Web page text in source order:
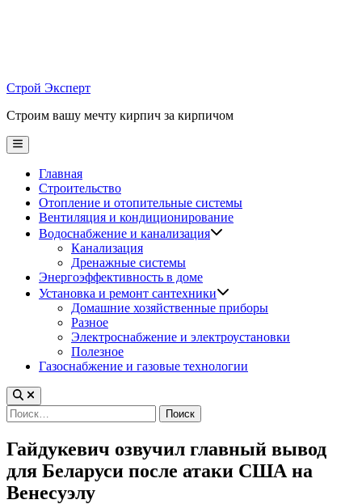
Строй Эксперт
Строим вашу мечту кирпич за кирпичом
Main
Menu
Главная
Строительство
Отопление и отопительные системы
Вентиляция и кондиционирование
Водоснабжение и канализация
Канализация
Дренажные системы
Энергоэффективность в доме
Установка и ремонт сантехники
Домашние хозяйственные приборы
Разное
Электроснабжение и электроустановки
Полезное
Газоснабжение и газовые технологии
Найти:
Гайдукевич озвучил главный вывод
для Беларуси после атаки США на
Венесуэлу